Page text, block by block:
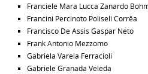
Franciele Mara Lucca Zanardo
Francini Percinoto Poliseli Corrêa
Francisco De Assis Gaspar Neto
Frank Antonio Mezzomo
Gabriela Varela Ferracioli
Gabriele Granada Veleda